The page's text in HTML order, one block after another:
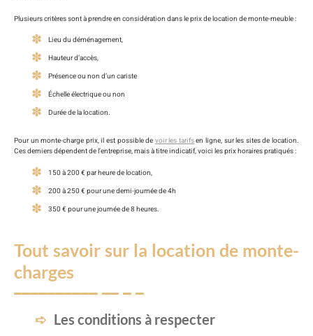
Plusieurs critères sont à prendre en considération dans le prix de location de monte-meuble :
Lieu du déménagement,
Hauteur d’accès,
Présence ou non d’un cariste
Échelle électrique ou non
Durée de la location.
Pour un monte-charge prix, il est possible de voir les tarifsen ligne, sur les sites de location.
Ces derniers dépendent de l’entreprise, mais à titre indicatif, voici les prix horaires pratiqués :
150 à 200 € par heure de location,
200 à 250 € pour une demi-journée de 4h
350 € pour une journée de 8 heures.
Tout savoir sur la location de monte-
charges
Les conditions à respecter